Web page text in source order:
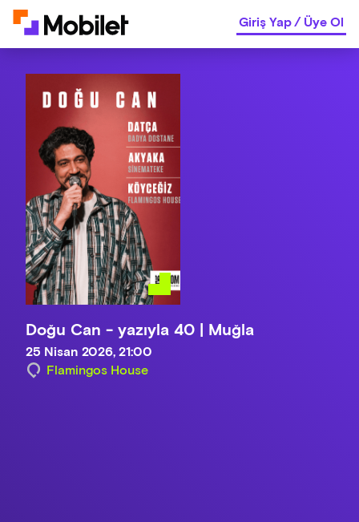
Giriş Yap/Üye Ol
Doğu Can - yazıyla 40 | Muğla
25 Nisan 2026, 21:00
Flamingos House